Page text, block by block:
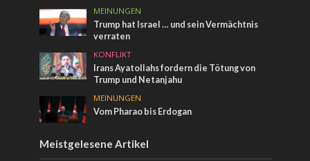
MEINUNGEN
Trump hat Israel … und sein Vermächtnis
verraten
KONFLIKT
Irans Ayatollahs fordern die Tötung von
Trump und Netanjahu
MEINUNGEN
Vom Pharao bis Erdogan
Meistgelesene Artikel